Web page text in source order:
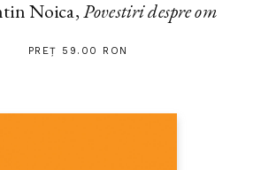
Noica,Povestiri despre om
PREȚ 59.00 RON